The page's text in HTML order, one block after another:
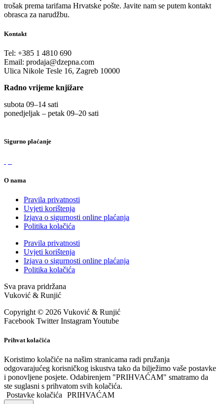
trošak prema tarifama Hrvatske pošte. Javite nam se putem kontakt
obrasca za narudžbu.
Kontakt
Tel: +385 1 4810 690
Email: prodaja@dzepna.com
Ulica Nikole Tesle 16, Zagreb 10000
Radno vrijeme knjižare
subota 09–14 sati
ponedjeljak – petak 09–20 sati
Sigurno plaćanje
O nama
Pravila privatnosti
Uvjeti korištenja
Izjava o sigurnosti online plaćanja
Politika kolačića
Pravila privatnosti
Uvjeti korištenja
Izjava o sigurnosti online plaćanja
Politika kolačića
Sva prava pridržana
Vuković & Runjić
Copyright © 2026 Vuković & Runjić
Facebook Twitter InstagramYoutube
Prihvat kolačića
Koristimo kolačiće na našim stranicama radi pružanja
odgovarajućeg korisničkog iskustva tako da bilježimo vaše postavke
i ponovljene posjete. Odabirenjem "PRIHVAĆAM" smatramo da
ste suglasni s prihvatom svih kolačića.
Postavke kolačića
PRIHVAĆAM